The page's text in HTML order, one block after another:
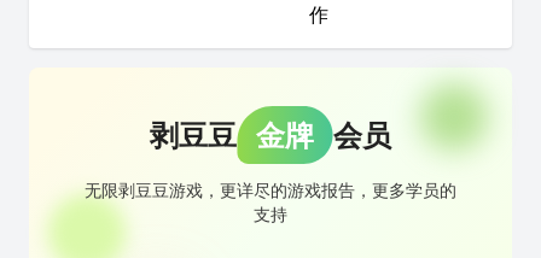
作
剥豆豆 金牌 会员
无限剥豆豆游戏，更详尽的游戏报告，更多学员的
支持